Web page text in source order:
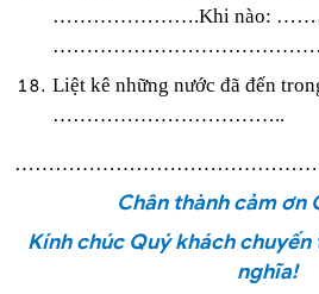
………………….Khi nào: ………
Liệt kê những nước đã đến
……………………………..
Chân thành cảm ơn
Kính chúc Quý khách
nghĩa!